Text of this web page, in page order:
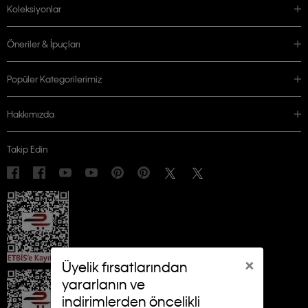
×
Üyelik fırsatlarından
yararlanın ve
indirimlerden öncelikli
Koleksiyonlar
Öneriler & İpuçları
Popüler Kategorilerimiz
Hakkımızda
Takip Edin